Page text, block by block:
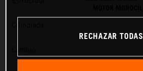
RECHAZAR TODAS